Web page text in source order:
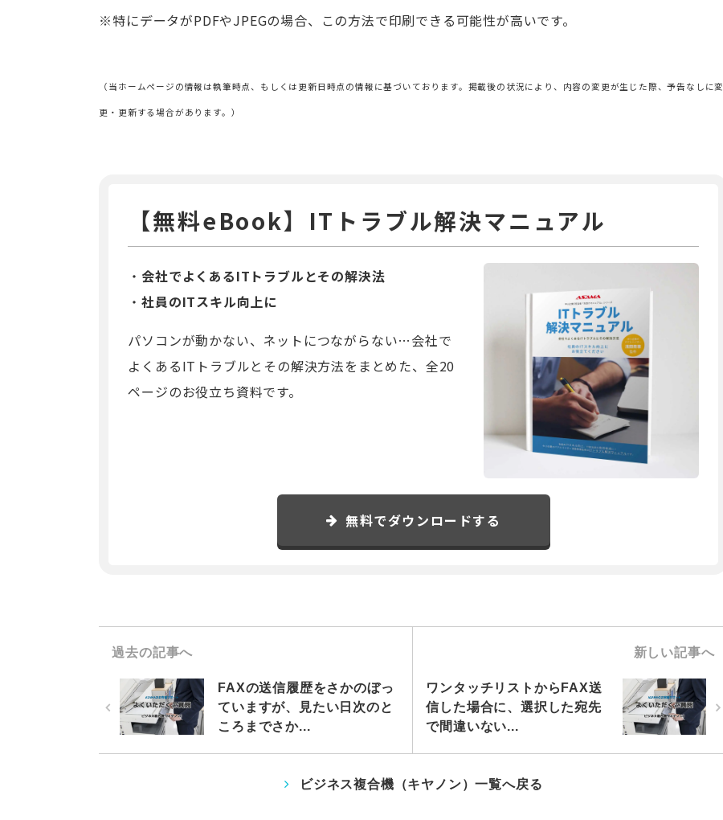
※特にデータがPDFやJPEGの場合、この方法で印刷できる可能性が高いです。
（当ホームページの情報は執筆時点、もしくは更新日時点の情報に基づいております。掲載後の状況により、内容の変更が生じた際、予告なしに変
更・更新する場合があります。）
【無料eBook】ITトラブル解決マニュアル
会社でよくあるITトラブルとその解決法
社員のITスキル向上に
パソコンが動かない、ネットにつながらない…会社で
よくあるITトラブルとその解決方法をまとめた、全20
ページのお役立ち資料です。
無料でダウンロードする
過去の記事へ
FAXの送信履歴をさかのぼっ
ていますが、見たい日次のと
ころまでさか...
新しい記事へ
ワンタッチリストからFAX送
信した場合に、選択した宛先
で間違いない...
ビジネス複合機（キヤノン）一覧へ戻る